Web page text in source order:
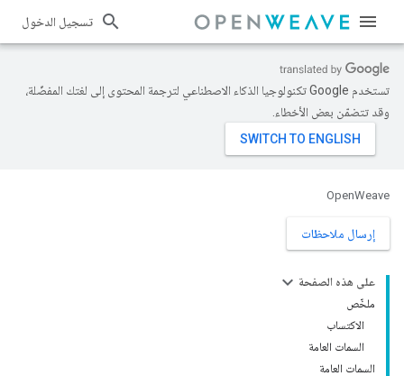
تسجيل الدخول
تستخدم Google تكنولوجيا الذكاء الاصطناعي لترجمة المحتوى إلى لغتك المفضّلة،
وقد تتضمّن بعض الأخطاء.
OpenWeave
إرسال ملاحظات
على هذه الصفحة
ملخّص
الاكتساب
السمات العامة
السمات العامة